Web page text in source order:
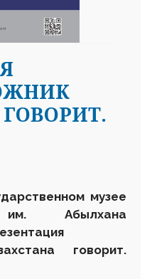
музее
Абылхана
говорит.